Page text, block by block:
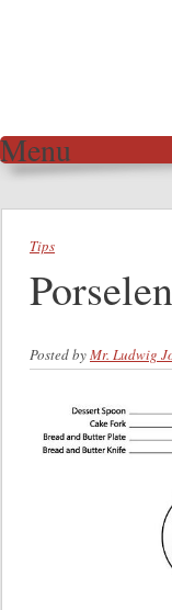
Menu
Tips
Posted byMr. Ludwig